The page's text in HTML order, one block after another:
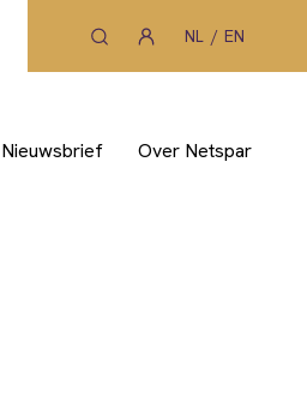
NL EN
Nieuwsbrief Over Netspar